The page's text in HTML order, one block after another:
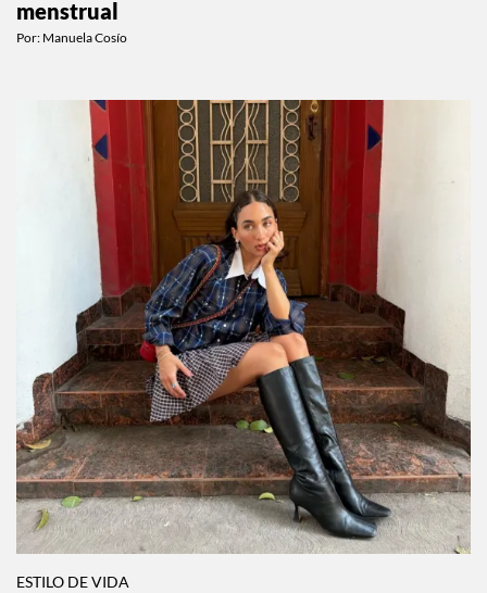
menstrual
Por: Manuela Cosío
ESTILO DE VIDA